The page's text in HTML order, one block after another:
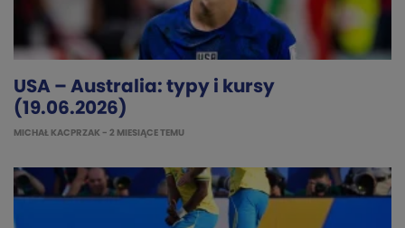
USA – Australia: typy i kursy
(19.06.2026)
MICHAŁ KACPRZAK - 2 MIESIĄCE TEMU